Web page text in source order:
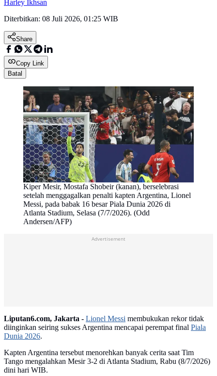
Harley Ikhsan
Diterbitkan: 08 Juli 2026, 01:25 WIB
Share
Copy Link
Batal
Kiper Mesir, Mostafa Shobeir (kanan), berselebrasi
setelah menggagalkan penalti kapten Argentina, Lionel
Messi, pada babak 16 besar Piala Dunia 2026 di
Atlanta Stadium, Selasa (7/7/2026). (Odd
Andersen/AFP)
Advertisement
Liputan6.com, Jakarta - Lionel Messi membukukan rekor tidak
diinginkan seiring sukses Argentina mencapai perempat final Piala
Dunia 2026.
Kapten Argentina tersebut menorehkan banyak cerita saat Tim
Tango mengalahkan Mesir 3-2 di Atlanta Stadium, Rabu (8/7/2026)
dini hari WIB.